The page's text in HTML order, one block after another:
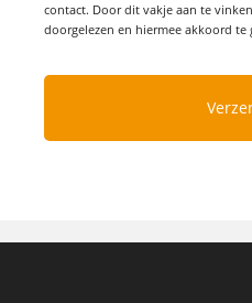
contact. Door dit vakje aan te
doorgelezen en hiermee akkoord te